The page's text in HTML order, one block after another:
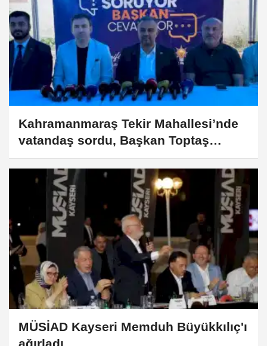
Kahramanmaraş Tekir Mahallesi’nde
vatandaş sordu, Başkan Toptaş
cevapladı
MÜSİAD Kayseri Memduh Büyükkılıç'ı
ağırladı